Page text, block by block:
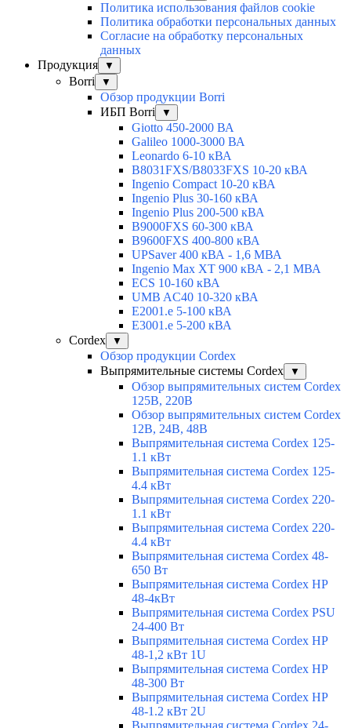
Политика использования файлов cookie
Политика обработки персональных данных
Согласие на обработку персональных
данных
Продукция
▼
Borri ▼
Обзор продукции Borri
ИБП Borri
▼
Giotto 450-2000 ВА
Galileo 1000-3000 ВА
Leonardo 6-10 кВА
B8031FXS/B8033FXS 10-20 кВА
Ingenio Compact 10-20 кВА
Ingenio Plus 30-160 кВА
Ingenio Plus 200-500 кВА
B9000FXS 60-300 кВА
B9600FXS 400-800 кВА
UPSaver 400 кВА - 1,6 МВА
Ingenio Max XT 900 кВА - 2,1 МВА
ECS 10-160 кВА
UMB AC40 10-320 кВА
E2001.e 5-100 кВА
E3001.e 5-200 кВА
Cordex
▼
Обзор продукции Cordex
Выпрямительные системы Cordex
▼
Обзор выпрямительных систем Cordex
125В, 220В
Обзор выпрямительных систем Cordex
12В, 24В, 48В
Выпрямительная система Cordex 125-
1.1 кВт
Выпрямительная система Cordex 125-
4.4 кВт
Выпрямительная система Cordex 220-
1.1 кВт
Выпрямительная система Cordex 220-
4.4 кВт
Выпрямительная система Cordex 48-
650 Вт
Выпрямительная система Cordex HP
48-4кВт
Выпрямительная система Cordex PSU
24-400 Вт
Выпрямительная система Cordex HP
48-1,2 кВт 1U
Выпрямительная система Cordex HP
48-300 Вт
Выпрямительная система Cordex HP
48-1.2 кВт 2U